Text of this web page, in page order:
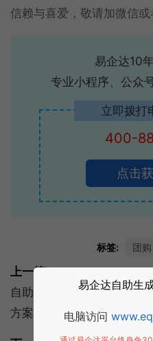
信赖与喜爱，敬请加微信
易企达10
专业小程序、公众
立即拨打
400-
点击
标签: 团购
上一篇:
自助点餐小程序:微信自助
方案
易企达自助生
电脑访问